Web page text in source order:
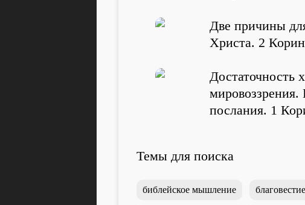
Две причины
Христа. 2
Достаточность
мировоззрения.
послания. 1
Темы для поиска
библейское мышление благовестие